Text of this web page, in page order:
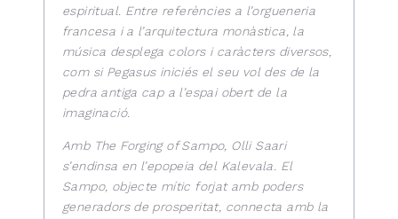
espiritual. Entre referències a l’orgueneria
francesa i a l’arquitectura monàstica, la
música desplega colors i caràcters diversos,
com si Pegasus iniciés el seu vol des de la
pedra antiga cap a l’espai obert de la
imaginació.
Amb The Forging of Sampo, Olli Saari
s’endinsa en l’epopeia del Kalevala. El
Sampo, objecte mític forjat amb poders
generadors de prosperitat, connecta amb la